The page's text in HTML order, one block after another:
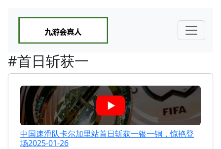
#首日斩获一
中国速滑队卡尔加里站首日斩获一银一铜，惊艳登
场2025-01-26